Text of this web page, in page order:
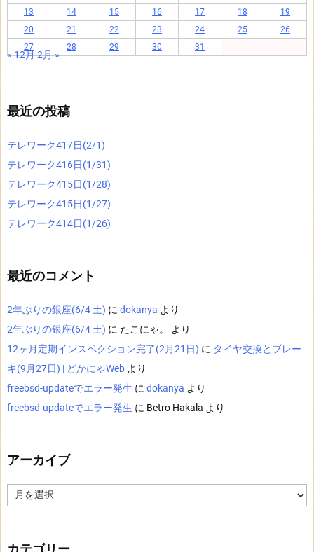
13
14 15 16 17 18
19
20
21 22 23 24 25
26
27
28 29 30 31
« 12月2月 »
最近の投稿
テレワーク417日(2/1)
テレワーク416日(1/31)
テレワーク415日(1/28)
テレワーク415日(1/27)
テレワーク414日(1/26)
最近のコメント
2年ぶりの銀座(6/4 土) に dokanya より
2年ぶりの銀座(6/4 土) に たこにゃ。
より
12ヶ月定期インスペクション完了(2月21日) に タイヤ交換とブレー
キ(9月27日) | どかにゃWeb より
freebsd-updateでエラー発生 に dokanya より
freebsd-updateでエラー発生 に Betro Hakala より
アーカイブ
ー